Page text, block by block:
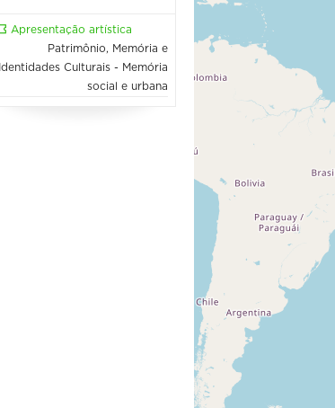
Apresentação artística
Patrimônio, Memória e
Identidades Culturais - Memória
social e urbana